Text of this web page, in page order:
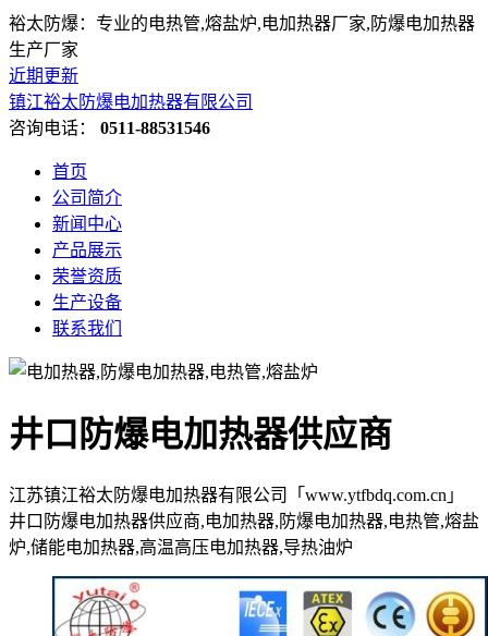
裕太防爆：专业的电热管,熔盐炉,电加热器厂家,防爆电加热器
生产厂家
近期更新
镇江裕太防爆电加热器有限公司
咨询电话： 0511-88531546
首页
公司简介
新闻中心
产品展示
荣誉资质
生产设备
联系我们
井口防爆电加热器供应商
江苏镇江裕太防爆电加热器有限公司「www.ytfbdq.com.cn」
井口防爆电加热器供应商,电加热器,防爆电加热器,电热管,熔盐
炉,储能电加热器,高温高压电加热器,导热油炉